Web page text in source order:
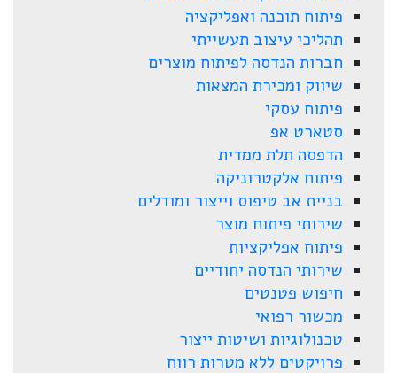
פיתוח תוכנה ואפליקציה
תהליכי עיצוב תעשייתי
חברות הנדסה לפיתוח מוצרים
שיווק ומכירת המצאות
פיתוח עסקי
סטארט אפ
הדפסה תלת ממדית
פיתוח אלקטרוניקה
בניית אב טיפוס וייצור ומודלים
שירותי פיתוח מוצר
פיתוח אפליקציות
שירותי הנדסה יחודיים
חיפוש פטנטים
מכשור רפואי
טכנולוגיות ושיטות ייצור
פרויקטים ללא מטרות רווח